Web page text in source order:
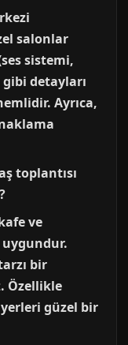
salonlar
sistemi,
detayları
Ayrıca,
toplantısı
ve
bir
Özellikle
güzel bir